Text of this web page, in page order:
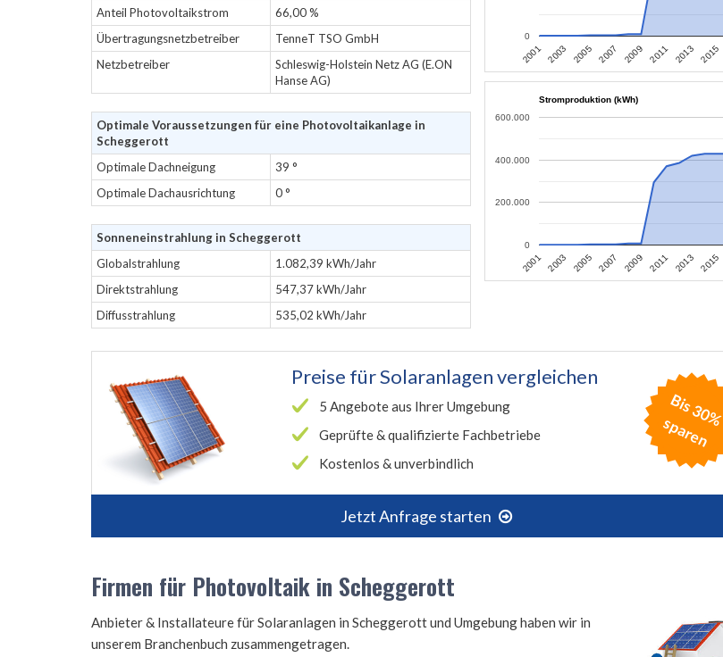
Anteil Photovoltaikstrom
66,00 %
Übertragungsnetzbetreiber
TenneT TSO GmbH
Netzbetreiber
Schleswig-Holstein Netz AG (E.ON
Hanse AG)
Optimale Voraussetzungen für eine Photovoltaikanlage in
Scheggerott
Optimale Dachneigung
39 °
Optimale Dachausrichtung
0 °
Sonneneinstrahlung in Scheggerott
Globalstrahlung
1.082,39 kWh/Jahr
Direktstrahlung
547,37 kWh/Jahr
Diffusstrahlung
535,02 kWh/Jahr
2001 2003 2005 2007 2009 2011 2013 2015
0
Stromproduktion (kWh)
2001 2003 2005 2007 2009 2011 2013 2015
0
200.000
400.000
600.000
Preise fürSolaranlagen vergleichen
5 Angebote aus Ihrer Umgebung
Geprüfte & qualifizierte Fachbetriebe
Kostenlos & unverbindlich
Jetzt Anfrage starten
B
is
3
0
%
s
p
a
r
e
n
Firmen für Photovoltaik in Scheggerott
Anbieter & Installateure für Solaranlagen in Scheggerott und Umgebung haben wir in
unserem Branchenbuch zusammengetragen.